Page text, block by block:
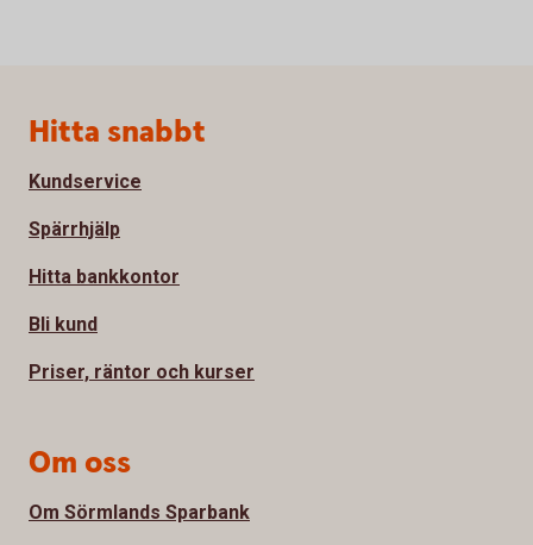
Sidfot
Hitta snabbt
Kundservice
Spärrhjälp
Hitta bankkontor
Bli kund
Priser, räntor och kurser
Om oss
Om Sörmlands Sparbank